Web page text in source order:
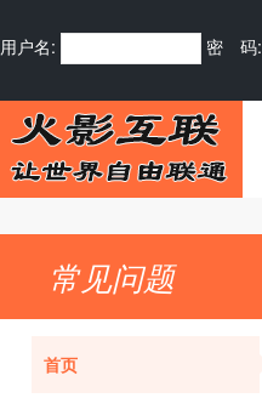
用户名: 密 码:
常见问题
首页